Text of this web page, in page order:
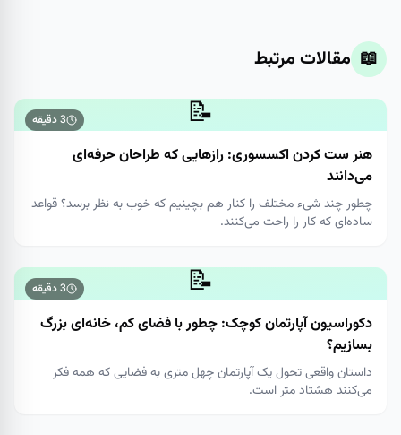
📖 مقالات مرتبط
📝
3دقیقه
هنر ست کردن اکسسوری: رازهایی که طراحان حرفه‌ای
می‌دانند
چطور چند شیء مختلف را کنار هم بچینیم که خوب به نظر برسد؟ قواعد
ساده‌ای که کار را راحت می‌کنند.
📝
3دقیقه
دکوراسیون آپارتمان کوچک: چطور با فضای کم، خانه‌ای بزرگ
بسازیم؟
داستان واقعی تحول یک آپارتمان چهل متری به فضایی که همه فکر
می‌کنند هشتاد متر است.